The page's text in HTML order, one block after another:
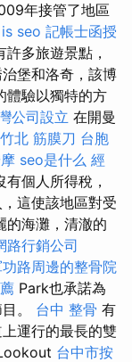
年接管了地區
seo 記帳士函授
多旅遊景點，
堡和洛奇，該博
體驗以獨特的方
公司設立 在開曼
竹北 筋膜刀 台胞
seo是什么 經
個人所得稅，
這使該地區對受
的海灘，清澈的
路行銷公司
路周邊的整骨院
Park也承諾為
。 台中 整骨 有
運行的最長的雙
台中市按